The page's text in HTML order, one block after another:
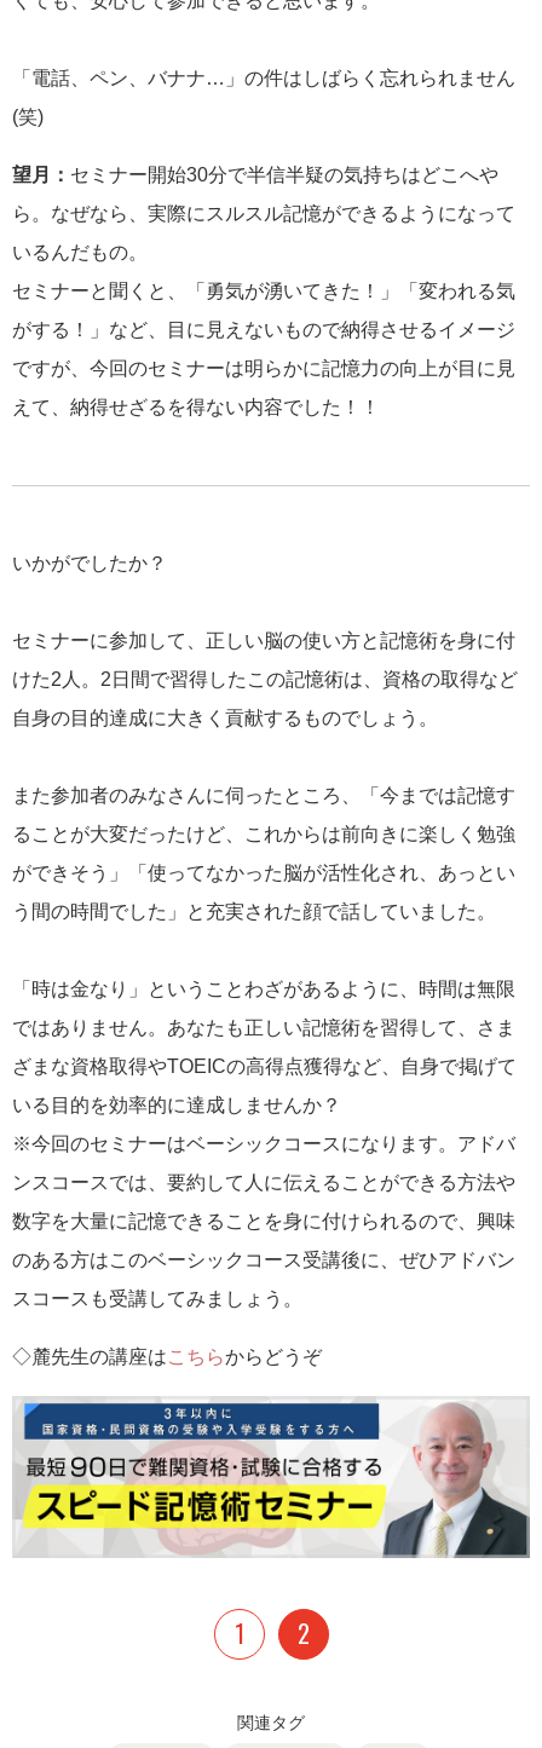
「電話、ペン、バナナ…」の件はしばらく忘れられません
(笑)
望月： セミナー開始30分で半信半疑の気持ちはどこへや
ら。なぜなら、実際にスルスル記憶ができるようになって
いるんだもの。
セミナーと聞くと、「勇気が湧いてきた！」「変われる気
がする！」など、目に見えないもので納得させるイメージ
ですが、今回のセミナーは明らかに記憶力の向上が目に見
えて、納得せざるを得ない内容でした！！
いかがでしたか？
セミナーに参加して、正しい脳の使い方と記憶術を身に付
けた2人。2日間で習得したこの記憶術は、資格の取得など
自身の目的達成に大きく貢献するものでしょう。
また参加者のみなさんに伺ったところ、「今までは記憶す
ることが大変だったけど、これからは前向きに楽しく勉強
ができそう」「使ってなかった脳が活性化され、あっとい
う間の時間でした」と充実された顔で話していました。
「時は金なり」ということわざがあるように、時間は無限
ではありません。あなたも正しい記憶術を習得して、さま
ざまな資格取得やTOEICの高得点獲得など、自身で掲げて
いる目的を効率的に達成しませんか？
※今回のセミナーはベーシックコースになります。アドバ
ンスコースでは、要約して人に伝えることができる方法や
数字を大量に記憶できることを身に付けられるので、興味
のある方はこのベーシックコース受講後に、ぜひアドバン
スコースも受講してみましょう。
◇麓先生の講座はこちらからどうぞ
1 2
関連タグ